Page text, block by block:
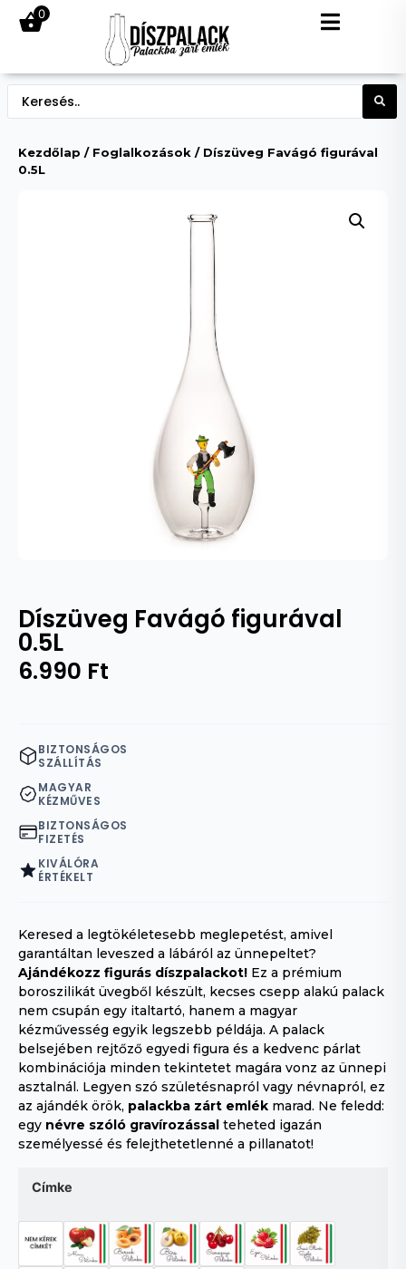
0
Kezdőlap / Foglalkozások / Díszüveg Favágó figurával
0.5L
Díszüveg Favágó figurával
0.5L
6.990 Ft
BIZTONSÁGOS
SZÁLLÍTÁS
MAGYAR
KÉZMŰVES
BIZTONSÁGOS
FIZETÉS
KIVÁLÓRA
ÉRTÉKELT
Keresed a legtökéletesebb meglepetést, amivel
garantáltan leveszed a lábáról az ünnepeltet?
Ajándékozz figurás díszpalackot! Ez a prémium
boroszilikát üvegből készült, kecses csepp alakú palack
nem csupán egy italtartó, hanem a magyar
kézművesség egyik legszebb példája. A palack
belsejében rejtőző egyedi figura és a kedvenc párlat
kombinációja minden tekintetet magára vonz az ünnepi
asztalnál. Legyen szó születésnapról vagy névnapról, ez
az ajándék örök, palackba zárt emlék marad. Ne feledd:
egy névre szóló gravírozással teheted igazán
személyessé és felejthetetlenné a pillanatot!
Címke